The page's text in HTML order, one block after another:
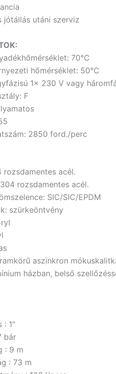
jótállás utáni szerviz
70°C
hőmérséklet: 50°C
1x 230 V vagy
F
2850 ford./perc
rozsdamentes acél.
rozsdamentes acél.
SIC/SIC/EPDM
szürkeöntvény
aszinkron
házban, belső
: 1″
bár
: 9 m
: 73 m